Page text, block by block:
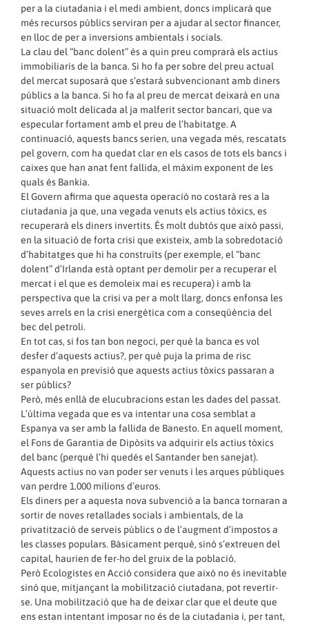
per a la ciutadania i el medi ambient, doncs implicarà que
més recursos públics serviran per a ajudar al sector financer,
en lloc de per a inversions ambientals i socials.
La clau del “banc dolent” és a quin preu comprarà els actius
immobiliaris de la banca. Si ho fa per sobre del preu actual
del mercat suposarà que s’estarà subvencionant amb diners
públics a la banca. Si ho fa al preu de mercat deixarà en una
situació molt delicada al ja malferit sector bancari, que va
especular fortament amb el preu de l’habitatge. A
continuació, aquests bancs serien, una vegada més, rescatats
pel govern, com ha quedat clar en els casos de tots els bancs i
caixes que han anat fent fallida, el màxim exponent de les
quals és Bankia.
El Govern afirma que aquesta operació no costarà res a la
ciutadania ja que, una vegada venuts els actius tòxics, es
recuperarà els diners invertits. És molt dubtós que això passi,
en la situació de forta crisi que existeix, amb la sobredotació
d’habitatges que hi ha construïts (per exemple, el “banc
dolent” d’Irlanda està optant per demolir per a recuperar el
mercat i el que es demoleix mai es recupera) i amb la
perspectiva que la crisi va per a molt llarg, doncs enfonsa les
seves arrels en la crisi energètica com a conseqüència del
bec del petroli.
En tot cas, si fos tan bon negoci, per què la banca es vol
desfer d’aquests actius?, per què puja la prima de risc
espanyola en previsió que aquests actius tòxics passaran a
ser públics?
Però, més enllà de elucubracions estan les dades del passat.
L’última vegada que es va intentar una cosa semblat a
Espanya va ser amb la fallida de Banesto. En aquell moment,
el Fons de Garantia de Dipòsits va adquirir els actius tòxics
del banc (perquè l’hi quedés el Santander ben sanejat).
Aquests actius no van poder ser venuts i les arques públiques
van perdre 1.000 milions d’euros.
Els diners per a aquesta nova subvenció a la banca tornaran a
sortir de noves retallades socials i ambientals, de la
privatització de serveis públics o de l’augment d’impostos a
les classes populars. Bàsicament perquè, sinó s’extreuen del
capital, haurien de fer-ho del gruix de la població.
Però Ecologistes en Acció considera que això no és inevitable
sinó que, mitjançant la mobilització ciutadana, pot revertir-
se. Una mobilització que ha de deixar clar que el deute que
ens estan intentant imposar no és de la ciutadania i, per tant,